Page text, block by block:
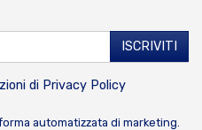
di Privacy Policy
automatizzata di marketing.